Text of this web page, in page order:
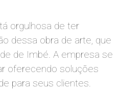
orgulhosa de ter
dessa obra de arte, que
de Imbé. A empresa se
oferecendo soluções
para seus clientes.